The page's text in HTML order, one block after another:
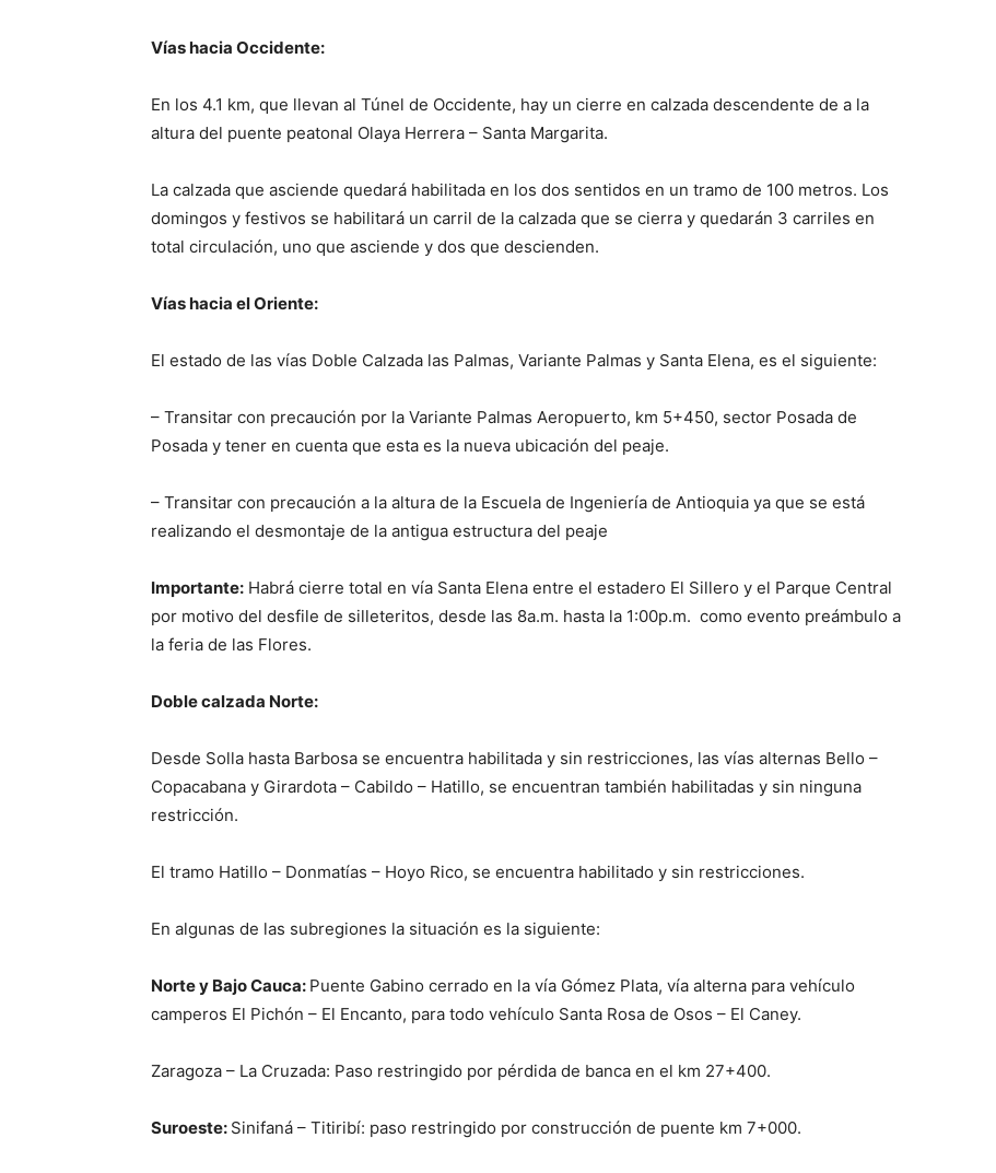
Vías hacia Occidente:
En los 4.1 km, que llevan al Túnel de Occidente, hay un cierre en calzada descendente de a la
altura del puente peatonal Olaya Herrera – Santa Margarita.
La calzada que asciende quedará habilitada en los dos sentidos en un tramo de 100 metros. Los
domingos y festivos se habilitará un carril de la calzada que se cierra y quedarán 3 carriles en
total circulación, uno que asciende y dos que descienden.
Vías hacia el Oriente:
El estado de las vías Doble Calzada las Palmas, Variante Palmas y Santa Elena, es el siguiente:
– Transitar con precaución por la Variante Palmas Aeropuerto, km 5+450, sector Posada de
Posada y tener en cuenta que esta es la nueva ubicación del peaje.
– Transitar con precaución a la altura de la Escuela de Ingeniería de Antioquia ya que se está
realizando el desmontaje de la antigua estructura del peaje
Importante: Habrá cierre total en vía Santa Elena entre el estadero El Sillero y el Parque Central
por motivo del desfile de silleteritos, desde las 8a.m. hasta la 1:00p.m. como evento preámbulo a
la feria de las Flores.
Doble calzada Norte:
Desde Solla hasta Barbosa se encuentra habilitada y sin restricciones, las vías alternas Bello –
Copacabana y Girardota – Cabildo – Hatillo, se encuentran también habilitadas y sin ninguna
restricción.
El tramo Hatillo – Donmatías – Hoyo Rico, se encuentra habilitado y sin restricciones.
En algunas de las subregiones la situación es la siguiente:
Norte y Bajo Cauca: Puente Gabino cerrado en la vía Gómez Plata, vía alterna para vehículo
camperos El Pichón – El Encanto, para todo vehículo Santa Rosa de Osos – El Caney.
Zaragoza – La Cruzada: Paso restringido por pérdida de banca en el km 27+400.
Suroeste: Sinifaná – Titiribí: paso restringido por construcción de puente km 7+000.